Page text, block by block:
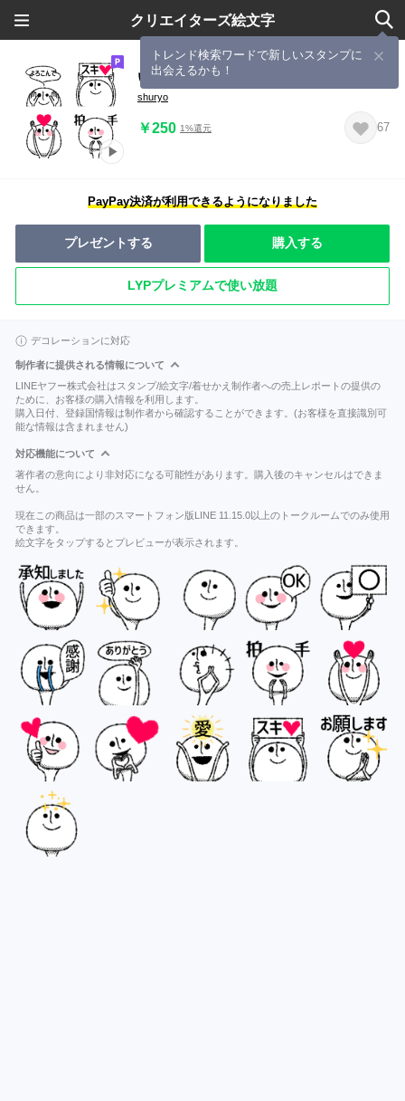
クリエイターズ絵文字
トレンド検索ワードで新しいスタンプに
出会えるかも！
いいひと絵文字
shuryo
￥250 1%還元 67
PayPay決済が利用できるようになりました
プレゼントする 購入する
LYPプレミアムで使い放題
デコレーションに対応
制作者に提供される情報について
LINEヤフー株式会社はスタンプ/絵文字/着せかえ制作者への売上レポートの提供の
ために、お客様の購入情報を利用します。
購入日付、登録国情報は制作者から確認することができます。(お客様を直接識別可
能な情報は含まれません)
対応機能について
著作者の意向により非対応になる可能性があります。購入後のキャンセルはできま
せん。
現在この商品は一部のスマートフォン版LINE 11.15.0以上のトークルームでのみ使用
できます。
絵文字をタップするとプレビューが表示されます。